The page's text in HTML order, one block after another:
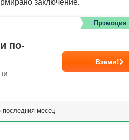
заключение.
по-
Вземи!
Промоция
последния месец